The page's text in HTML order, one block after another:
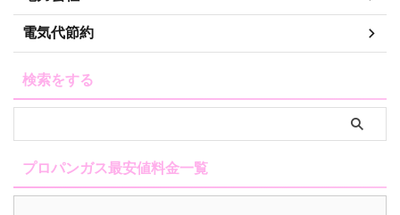
電気代節約
検索をする
プロパンガス最安値料金一覧